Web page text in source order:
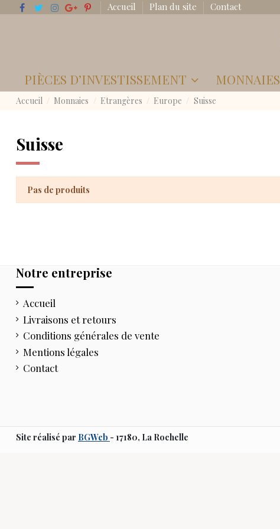
Accueil Plan du site Contact
PIÈCES D’INVESTISSEMENT MONNAIES
Accueil Monnaies Etrangères Europe Suisse
Suisse
Pas de produits
Notre entreprise
Accueil
Livraisons et retours
Conditions générales de vente
Mentions légales
Contact
Site réalisé par BGWeb - 17180, La Rochelle